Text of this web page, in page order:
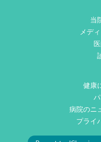
当
メデ
健康
病院のニ
プライ